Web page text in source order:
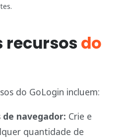
recursos do
do GoLogin incluem:
de navegador: Crie e
quantidade de